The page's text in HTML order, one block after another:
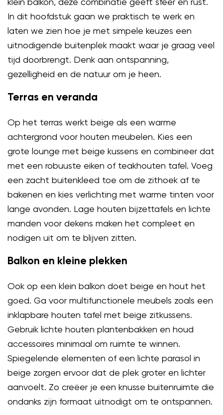
In dit hoofdstuk gaan we praktisch te werk en
laten we zien hoe je met simpele keuzes een
uitnodigende buitenplek maakt waar je graag veel
tijd doorbrengt. Denk aan ontspanning,
gezelligheid en de natuur om je heen.
Terras en veranda
Op het terras werkt beige als een warme
achtergrond voor houten meubelen. Kies een
grote lounge met beige kussens en combineer dat
met een robuuste eiken of teakhouten tafel. Voeg
een zacht buitenkleed toe om de zithoek af te
bakenen en kies verlichting met warme tinten voor
lange avonden. Lage houten bijzettafels en lichte
manden voor dekens maken het compleet en
nodigen uit om te blijven zitten.
Balkon en kleine plekken
Ook op een klein balkon doet beige en hout het
goed. Ga voor multifunctionele meubels zoals een
inklapbare houten tafel met beige zitkussens.
Gebruik lichte houten plantenbakken en houd
accessoires minimaal om ruimte te winnen.
Spiegelende elementen of een lichte parasol in
beige zorgen ervoor dat de plek groter en lichter
aanvoelt. Zo creëer je een knusse buitenruimte die
ondanks zijn formaat uitnodigt om te ontspannen.